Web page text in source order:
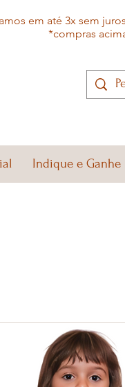
em até 3x sem
*compras
Indique e Ganhe